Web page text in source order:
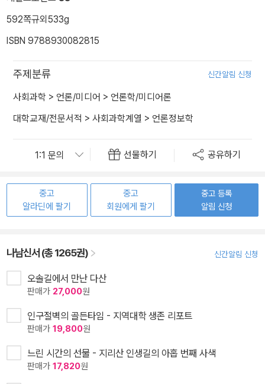
592쪽규외 533g
ISBN 9788930082815
주제분류 신간알림 신청
사회과학 > 언론/미디어 > 언론학/미디어론
대학교재/전문서적 > 사회과학계열 > 언론정보학
선물하기 공유하기
중고
알라딘에 팔기
중고
회원에게 팔기
중고 등록
알림 신청
나남신서 (총 1265권) 신간알림 신청
오솔길에서 만난 다산
판매가 27,000원
인구절벽의 골든타임 - 지역대학 생존 리포트
판매가 19,800원
느린 시간의 선물 - 지리산 인생길의 아홉 번째 사색
판매가 17,820원